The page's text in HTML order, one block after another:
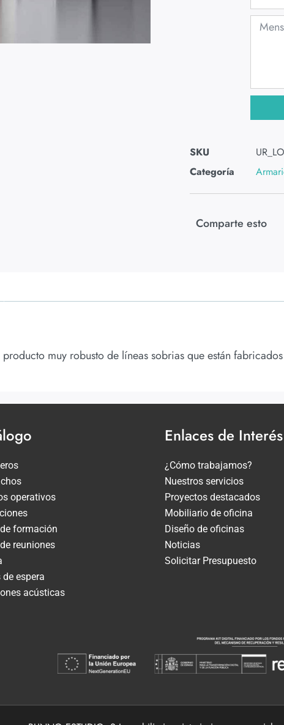
SKU
Categoría
Comparte esto
muy robusto de líneas sobrias que están
operativos
formación
reuniones
espera
acústicas
Enlaces de Interés
¿Cómo trabajamos?
Nuestros servicios
Proyectos destacados
Mobiliario de oficina
Diseño de oficinas
Noticias
Solicitar Presupuesto